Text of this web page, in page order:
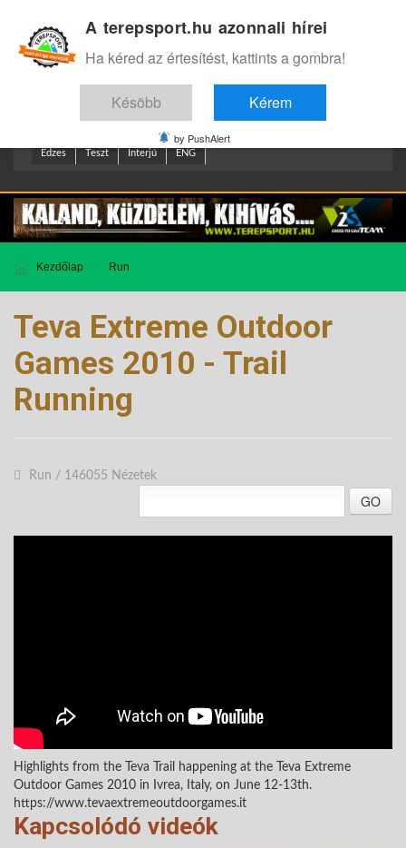
Edzes Teszt Interjú ENG
Kezdőlap Run
Teva Extreme Outdoor
Games 2010 - Trail
Running
Run / 146055 Nézetek
GO
Highlights from the Teva Trail happening at the Teva Extreme
Outdoor Games 2010 in Ivrea, Italy, on June 12-13th.
https://www.tevaextremeoutdoorgames.it
Kapcsolódó videók
A terepsport.hu azonnali hírei
Ha kéred az értesítést, kattints a gombra!
Késöbb Kérem
by PushAlert